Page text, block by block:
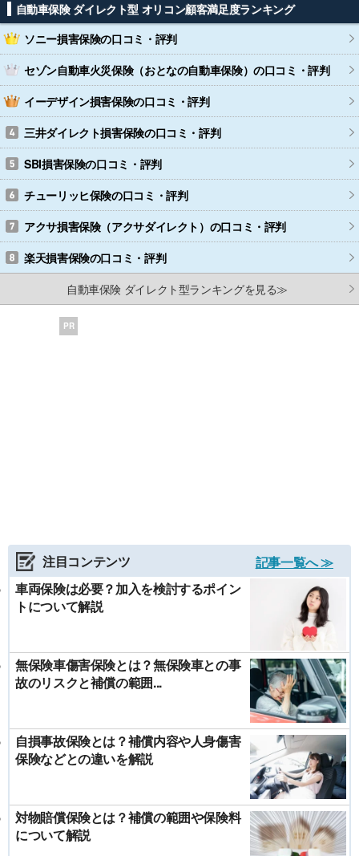
自動車保険 ダイレクト型 オリコン顧客満足度ランキング
ソニー損害保険の口コミ・評判
セゾン自動車火災保険（おとなの自動車保険）の口コミ・評判
イーデザイン損害保険の口コミ・評判
三井ダイレクト損害保険の口コミ・評判
SBI損害保険の口コミ・評判
チューリッヒ保険の口コミ・評判
アクサ損害保険（アクサダイレクト） の口コミ・評判
楽天損害保険の口コミ・評判
自動車保険 ダイレクト型ランキングを見る≫
PR
注目コンテンツ
記事一覧へ ≫
車両保険は必要？加入を検討するポイン
トについて解説
無保険車傷害保険とは？無保険車との事
故のリスクと補償の範囲...
自損事故保険とは？補償内容や人身傷害
保険などとの違いを解説
対物賠償保険とは？補償の範囲や保険料
について解説